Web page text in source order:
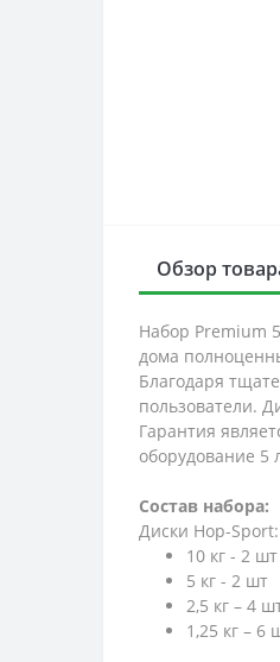
Обзор
Набор Premium
дома
Благодаря
пользователи.
Гарантия
оборудование 5
Состав набора:
Диски Hop-Sport:
10 кг - 2 шт
5 кг - 2 шт
2,5 кг – 4
1,25 кг – 6